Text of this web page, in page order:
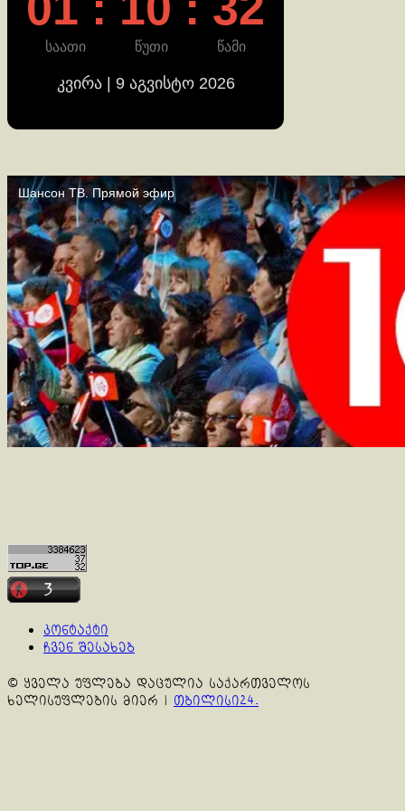
დაშლა
საათი წუთი წამი
კვირა | 9 აგვისტო 2026
კონტაქტი
ჩვენ შესახებ
© ყველა უფლება დაცულია საქართველოს
ხელისუფლების მიერ | თბილისი24.